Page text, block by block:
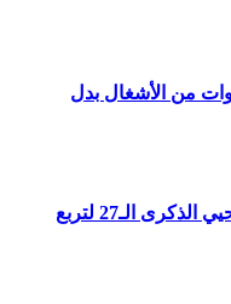
من الأشغال بدل
القنصلية العامة للمملكة ببونطواز تحيي الذكرى الـ27 لتربع